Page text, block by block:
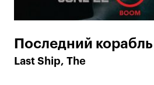
Последний
Last Ship, The